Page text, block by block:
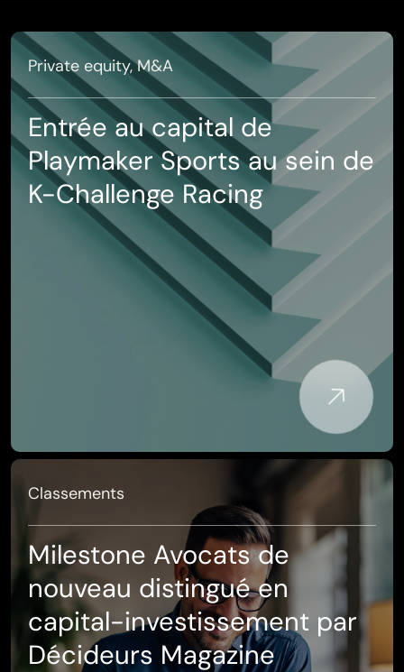
Private equity, M&A
Entrée au capital de
Playmaker Sports au sein de
K-Challenge Racing
Classements
Milestone Avocats de
nouveau distingué en
capital-investissement par
Décideurs Magazine